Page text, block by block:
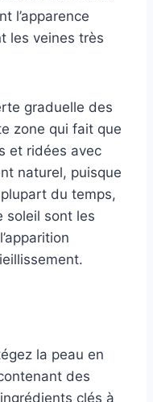
l’apparence
les veines très
graduelle des
zone qui fait que
et ridées avec
naturel, puisque
du temps,
soleil sont les
la peau en
des
clés à